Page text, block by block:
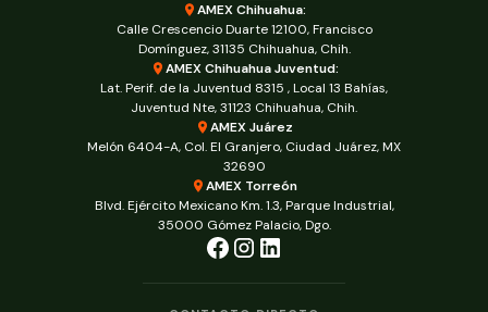
AMEX Chihuahua:
Calle Crescencio Duarte 12100, Francisco
Domínguez, 31135 Chihuahua, Chih.
AMEX Chihuahua Juventud:
Lat. Perif. de la Juventud 8315 , Local 13 Bahías,
Juventud Nte, 31123 Chihuahua, Chih.
AMEX Juárez
Melón 6404-A, Col. El Granjero, Ciudad Juárez, MX
32690
AMEX Torreón
Blvd. Ejército Mexicano Km. 1.3, Parque Industrial,
35000 Gómez Palacio, Dgo.